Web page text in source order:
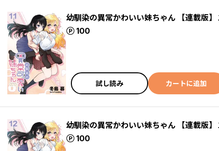
幼馴染の異常かわいい妹ちゃん 【連載版】
100
ポイント
試し読み カートに追加
幼馴染の異常かわいい妹ちゃん 【連載版】
100
ポイント